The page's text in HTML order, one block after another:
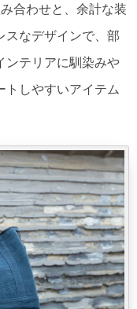
合わせと、余計な装
スなデザインで、部
ンテリアに馴染みや
トしやすいアイテム